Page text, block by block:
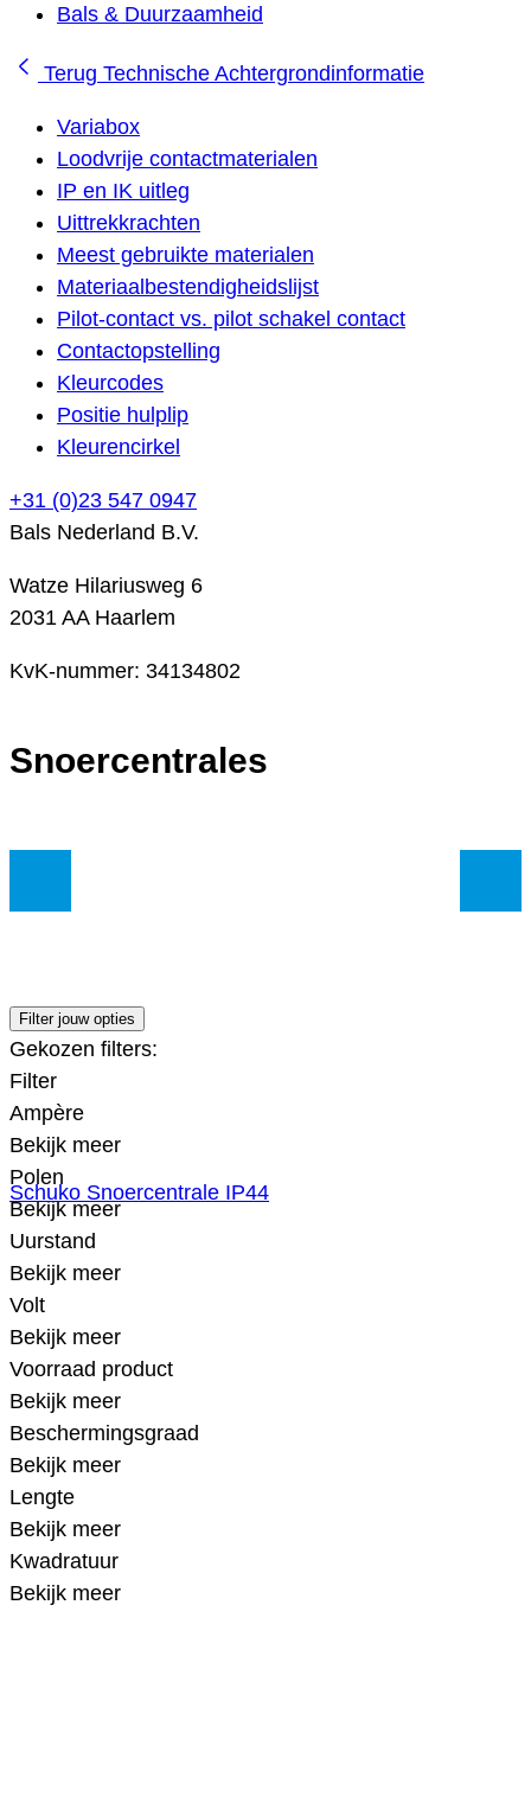
Bals & Duurzaamheid
Terug Technische Achtergrondinformatie
Variabox
Loodvrije contactmaterialen
IP en IK uitleg
Uittrekkrachten
Meest gebruikte materialen
Materiaalbestendigheidslijst
Pilot-contact vs. pilot schakel contact
Contactopstelling
Kleurcodes
Positie hulplip
Kleurencirkel
+31 (0)23 547 0947
Bals Nederland B.V.
Watze Hilariusweg 6
2031 AA Haarlem
KvK-nummer: 34134802
Snoercentrales
Schuko Snoercentrale IP44
Filter jouw opties
Gekozen filters:
Filter
Ampère
Bekijk meer
Polen
Bekijk meer
Uurstand
Bekijk meer
Volt
Bekijk meer
Voorraad product
Bekijk meer
Beschermingsgraad
Bekijk meer
Lengte
Bekijk meer
Kwadratuur
Bekijk meer